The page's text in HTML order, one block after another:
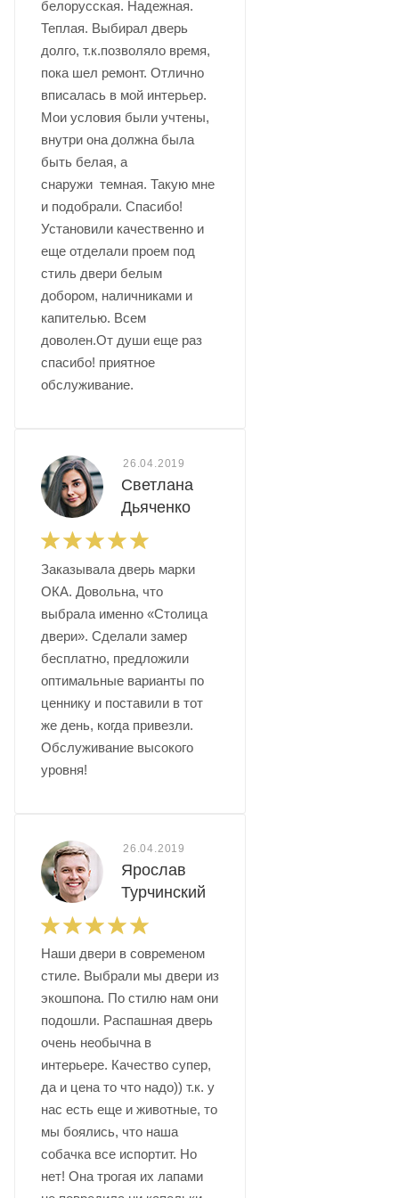
белорусская. Надежная.
Теплая. Выбирал дверь
долго, т.к.позволяло время,
пока шел ремонт. Отлично
вписалась в мой интерьер.
Мои условия были учтены,
внутри она должна была
быть белая, а
снаружи темная. Такую мне
и подобрали. Спасибо!
Установили качественно и
еще отделали проем под
стиль двери белым
добором, наличниками и
капителью. Всем
доволен.От души еще раз
спасибо! приятное
обслуживание.
26.04.2019
Светлана
Дьяченко
Заказывала дверь марки
ОКА. Довольна, что
выбрала именно «Столица
двери». Сделали замер
бесплатно, предложили
оптимальные варианты по
ценнику и поставили в тот
же день, когда привезли.
Обслуживание высокого
уровня!
26.04.2019
Ярослав
Турчинский
Наши двери в современом
стиле. Выбрали мы двери из
экошпона. По стилю нам они
подошли. Распашная дверь
очень необычна в
интерьере. Качество супер,
да и цена то что надо)) т.к. у
нас есть еще и животные, то
мы боялись, что наша
собачка все испортит. Но
нет! Она трогая их лапами